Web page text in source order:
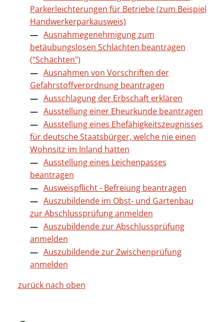
Parkerleichterungen für Betriebe (zum Beispiel
Handwerkerparkausweis)
Ausnahmegenehmigung zum
betäubungslosen Schlachten beantragen
("Schächten")
Ausnahmen von Vorschriften der
Gefahrstoffverordnung beantragen
Ausschlagung der Erbschaft erklären
Ausstellung einer Eheurkunde beantragen
Ausstellung eines Ehefähigkeitszeugnisses
für deutsche Staatsbürger, welche nie einen
Wohnsitz im Inland hatten
Ausstellung eines Leichenpasses
beantragen
Ausweispflicht - Befreiung beantragen
Auszubildende im Obst- und Gartenbau
zur Abschlussprüfung anmelden
Auszubildende zur Abschlussprüfung
anmelden
Auszubildende zur Zwischenprüfung
anmelden
zurück nach oben